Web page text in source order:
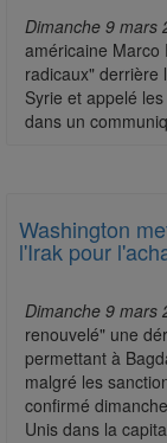
Dimanche 9 mars
américaine Marco
radicaux" derrière
Syrie et appelé
dans un
Washington
l'Irak pour
Dimanche 9 mars
renouvelé" une
permettant à
malgré les
confirmé
Unis dans la